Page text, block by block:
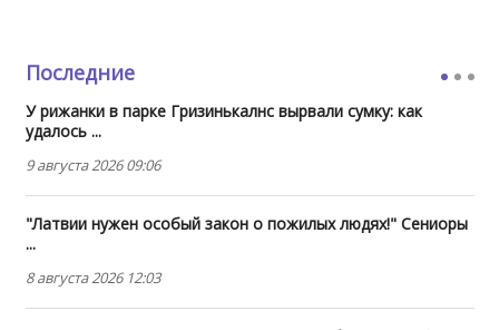
Последние
У рижанки в парке Гризинькалнс вырвали сумку: как
удалось ...
9 августа 2026 09:06
"Латвии нужен особый закон о пожилых людях!" Сениоры
...
8 августа 2026 12:03